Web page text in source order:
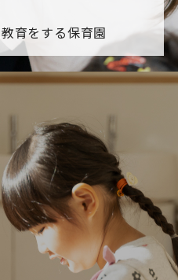
育をする保育園
ター保育園が紹介されま
り～にじ組～2026.08.0